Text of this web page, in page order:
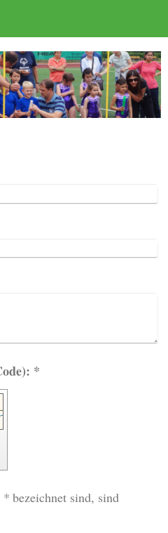
Captcha (Spam-Schutz-Code): *
* bezeichnet sind, sind